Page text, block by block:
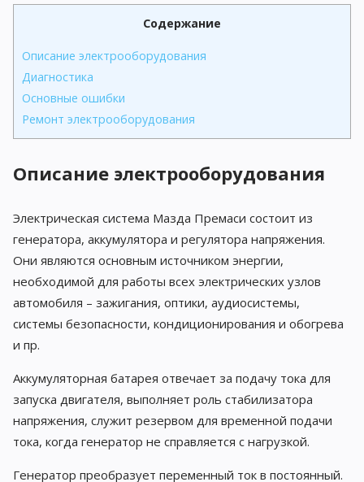
Содержание
Описание электрооборудования
Диагностика
Основные ошибки
Ремонт электрооборудования
Описание электрооборудования
Электрическая система Мазда Премаси состоит из
генератора, аккумулятора и регулятора напряжения.
Они являются основным источником энергии,
необходимой для работы всех электрических узлов
автомобиля – зажигания, оптики, аудиосистемы,
системы безопасности, кондиционирования и обогрева
и пр.
Аккумуляторная батарея отвечает за подачу тока для
запуска двигателя, выполняет роль стабилизатора
напряжения, служит резервом для временной подачи
тока, когда генератор не справляется с нагрузкой.
Генератор преобразует переменный ток в постоянный.